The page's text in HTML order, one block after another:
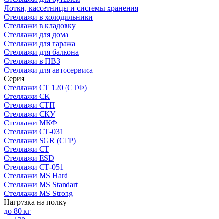
Лотки, кассетницы и системы хранения
Стеллажи в холодильники
Стеллажи в кладовку
Стеллажи для дома
Стеллажи для гаража
Стеллажи для балкона
Стеллажи в ПВЗ
Стеллажи для автосервиса
Серия
Стеллажи СТ 120 (СТФ)
Стеллажи СК
Стеллажи СТП
Стеллажи СКУ
Стеллажи МКФ
Стеллажи СТ-031
Стеллажи SGR (СГР)
Стеллажи СТ
Стеллажи ESD
Стеллажи СТ-051
Стеллажи MS Hard
Стеллажи MS Standart
Стеллажи MS Strong
Нагрузка на полку
до 80 кг